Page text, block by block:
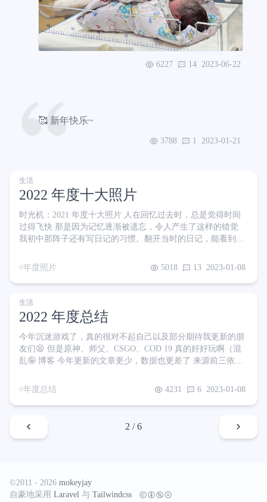
6227 14 2023-06-22
🥰 新年快乐~
3788 1 2023-01-21
生活
2022 年度十大照片
时光机：2021 年度十大照片 人在回忆过去时，总是觉得时间
过得飞快 那是因为记忆逐渐被遗忘，令人产生了这样的错觉
我初中那阵子还有写日记的习惯。翻开当时的日记，能看到许
过得还不如以前，我只是单纯的念旧 后来逐渐因为各种各样的
白过了一般，只留下一些模糊的印象 我常常在想，几年、十几
年、几十年之后，当我回忆起今天来，还能记住多少呢？ 我要
用更加鲜活立体的方式，去记录我的生活。证明我活过，并且
活的
年度照片 5018 13 2023-01-08
生活
2022 年度总结
今年沉迷游戏了，真的很对不起自己以及部分期待我更新的朋
友们😫 但是原神、师父、CSGO、COD 19 真的好好玩啊（混
乱🤪 博客 今年更新的文章更少，数据也更差了 来源前三依然
平台不见了 第四那个 xiakong24.github.io 是个新面孔，好奇点
么 再点进去，果然是引用了我之前 clash 篇文章的相关内容，
年度总结 4231 6 2023-01-08
2 / 6
©2011 - 2026 mokeyjay
自豪地采用 Laravel 与 Tailwindcss